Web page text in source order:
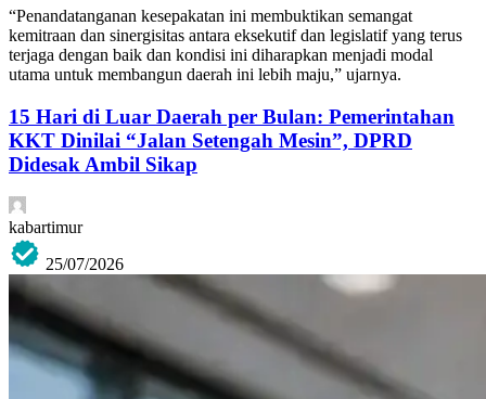
“Penandatanganan kesepakatan ini membuktikan semangat
kemitraan dan sinergisitas antara eksekutif dan legislatif yang terus
terjaga dengan baik dan kondisi ini diharapkan menjadi modal
utama untuk membangun daerah ini lebih maju,” ujarnya.
15 Hari di Luar Daerah per Bulan: Pemerintahan
KKT Dinilai “Jalan Setengah Mesin”, DPRD
Didesak Ambil Sikap
kabartimur
25/07/2026